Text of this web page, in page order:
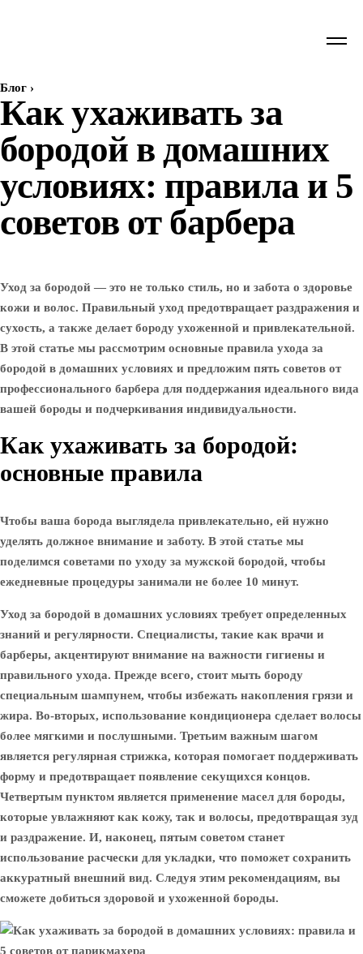
Блог ›
Как ухаживать за
бородой в домашних
условиях: правила и 5
советов от барбера
Уход за бородой — это не только стиль, но и забота о здоровье
кожи и волос. Правильный уход предотвращает раздражения и
сухость, а также делает бороду ухоженной и привлекательной.
В этой статье мы рассмотрим основные правила ухода за
бородой в домашних условиях и предложим пять советов от
профессионального барбера для поддержания идеального вида
вашей бороды и подчеркивания индивидуальности.
Как ухаживать за бородой:
основные правила
Чтобы ваша борода выглядела привлекательно, ей нужно
уделять должное внимание и заботу. В этой статье мы
поделимся советами по уходу за мужской бородой, чтобы
ежедневные процедуры занимали не более 10 минут.
Уход за бородой в домашних условиях требует определенных
знаний и регулярности. Специалисты, такие как врачи и
барберы, акцентируют внимание на важности гигиены и
правильного ухода. Прежде всего, стоит мыть бороду
специальным шампунем, чтобы избежать накопления грязи и
жира. Во-вторых, использование кондиционера сделает волосы
более мягкими и послушными. Третьим важным шагом
является регулярная стрижка, которая помогает поддерживать
форму и предотвращает появление секущихся концов.
Четвертым пунктом является применение масел для бороды,
которые увлажняют как кожу, так и волосы, предотвращая зуд
и раздражение. И, наконец, пятым советом станет
использование расчески для укладки, что поможет сохранить
аккуратный внешний вид. Следуя этим рекомендациям, вы
сможете добиться здоровой и ухоженной бороды.